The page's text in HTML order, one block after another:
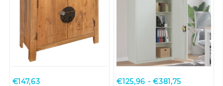
worden
productpagina
productpagina
€147,63 €125,96 - €381,75